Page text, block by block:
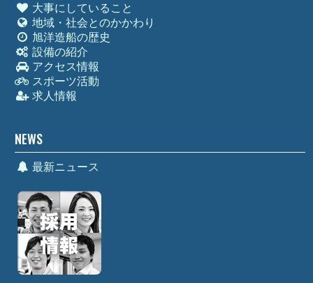
大事にしていること
地域・社会とのかかわり
旭洋造船の歴史
設備の紹介
アクセス情報
スポーツ活動
求人情報
NEWS
最新ニュース